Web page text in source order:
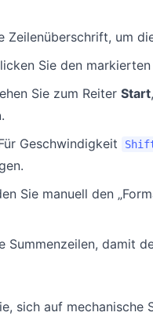
Zeilenüberschrift, um
Sie den
Sie zum Reiter Start
.
Geschwindigkeit
Sie manuell den
Summenzeilen, damit
sich auf